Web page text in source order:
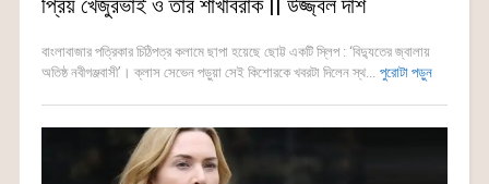
প্রিয় খেজুরভাই ও তাঁর শাখাবরাক || উজ্জ্বল দাশ
বাংলাবাজার পত্রিকার চিঠিপত্র কলামে ছাপা হয়েছে ছোট্ট একটি স্লিপ : ‘বিদ্যুতের জ্বালায়
অতিষ্ঠ নবীগঞ্জবাসী’। ক্লাস সেভেন পড়ুয়া সেই কিশোরকে খবরটা দিলেন স্থ... পুরোটা পড়ুন